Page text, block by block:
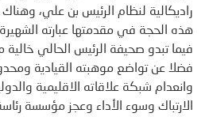
راديكالية لنظام الرئيس بن علي،
هذه الحجة في مقدمتها عبارته الشهيرة
فيما تبدو صحيفة الرئيس الحالي
فضلا عن تواضع موهبته القيادية
وانعدام شبكة علاقاته الاقليمية
الارتباك وسوء الأداء وعجز مؤسسة